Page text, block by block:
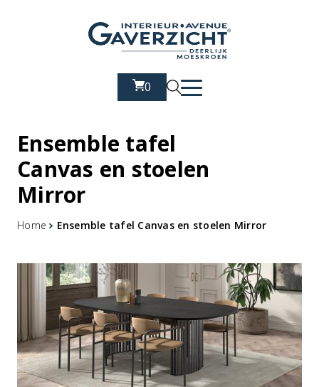
0
Ensemble tafel
Canvas en stoelen
Mirror
Home Ensemble tafel Canvas en stoelen Mirror